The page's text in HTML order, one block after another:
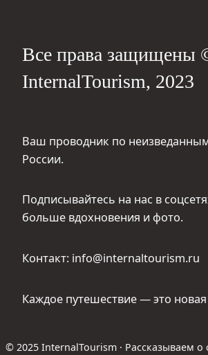
Все права защищены
InternalTourism, 2023
Ваш проводник по
России.
Подписывайтесь на нас в
больше вдохновения и фото.
Контакт: info@internaltourism.ru
Каждое путешествие — это
© 2025 InternalTourism · Рассказываем